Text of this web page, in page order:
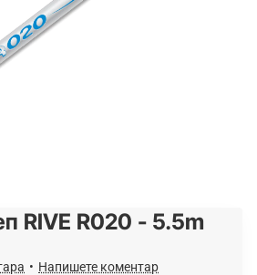
RIVE R020 - 5.5m
• Напишете коментар